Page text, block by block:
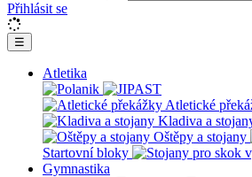
Přihlásit se
☰
Atletika
Atletické
Kladiva a
Oštěpy a stojany
Startovní bloky
Gymnastika